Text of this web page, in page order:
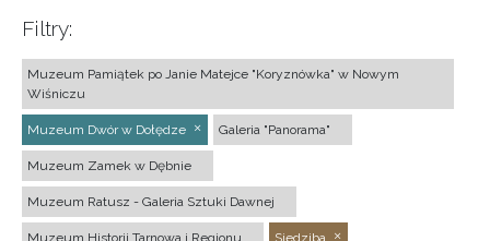
Filtry:
Muzeum Pamiątek po Janie Matejce "Koryznówka" w Nowym
Wiśniczu
Muzeum Dwór w Dołędze Galeria "Panorama"
Muzeum Zamek w Dębnie
Muzeum Ratusz - Galeria Sztuki Dawnej
Muzeum Historii Tarnowa i Regionu Siedziba